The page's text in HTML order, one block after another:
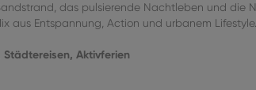
das pulsierende Nachtleben und die
aus Entspannung, Action und urbanem Lifestyle.
Städtereisen, Aktivferien